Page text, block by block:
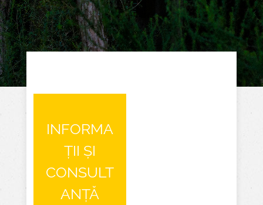
INFORMA
ȚII ȘI
CONSULT
ANȚĂ